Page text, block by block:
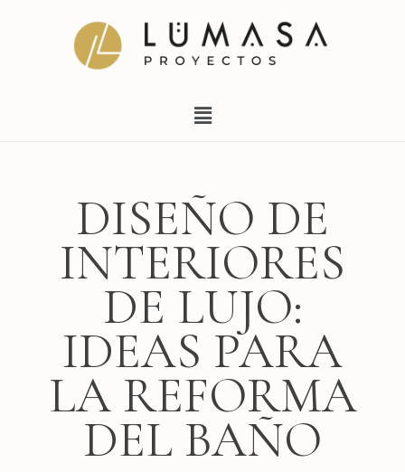
Menú
DISEÑO DE
INTERIORES
DE LUJO:
IDEAS PARA
LA REFORMA
DEL BAÑO